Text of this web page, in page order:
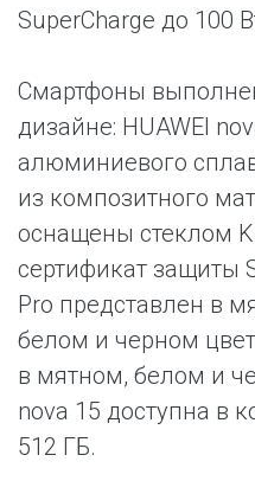
SuperCharge до 100
Смартфоны
дизайне: HUAWEI
алюминиевого
из композитного
оснащены стеклом
сертификат защиты
Pro представлен в
белом и черном
в мятном, белом и
nova 15 доступна в
512 ГБ.